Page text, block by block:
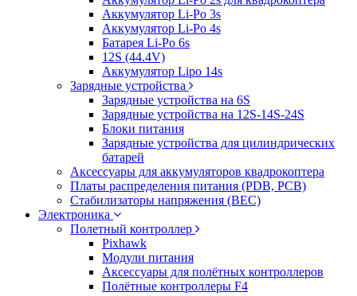
Аккумулятор Li-Po 3s
Аккумулятор Li-Po 4s
Батарея Li-Po 6s
12S (44.4V)
Аккумулятор Lipo 14s
Зарядные устройства
Зарядные устройства на 6S
Зарядные устройства на 12S-14S-24S
Блоки питания
Зарядные устройства для цилиндрических
батарей
Аксессуары для аккумуляторов квадрокоптера
Платы распределения питания (PDB, PCB)
Стабилизаторы напряжения (BEC)
Электроника
Полетный контроллер
Pixhawk
Модули питания
Аксессуары для полётных контроллеров
Полётные контроллеры F4